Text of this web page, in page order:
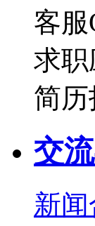
客服
求职
简历
交
新